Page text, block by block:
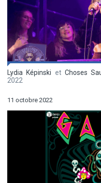
Lydia Képinski et Choses
2022
11 octobre 2022